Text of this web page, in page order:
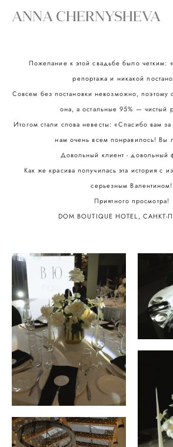
ANNA CHERNYSHEVA
Пожелание к этой свадьбе было четким:
репортажа и никакой
Совсем без постановки невозможно, поэтому
она, а остальные 95% — чистый
Итогом стали слова невесты: «Спасибо вам
нам очень всем понравилось! Вы
Довольный клиент - довольный
Как же красива получилась эта история с
серьезным Валентином!
Приятного просмотра!
DOM BOUTIQUE HOTEL, САНКТ-